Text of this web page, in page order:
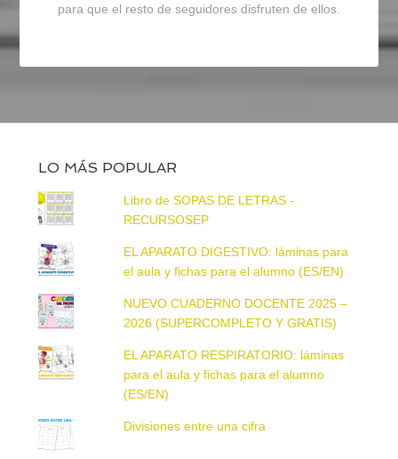
para que el resto de seguidores disfruten de ellos.
LO MÁS POPULAR
Libro de SOPAS DE LETRAS -
RECURSOSEP
EL APARATO DIGESTIVO: láminas para
el aula y fichas para el alumno (ES/EN)
NUEVO CUADERNO DOCENTE 2025 –
2026 (SUPERCOMPLETO Y GRATIS)
EL APARATO RESPIRATORIO: láminas
para el aula y fichas para el alumno
(ES/EN)
Divisiones entre una cifra